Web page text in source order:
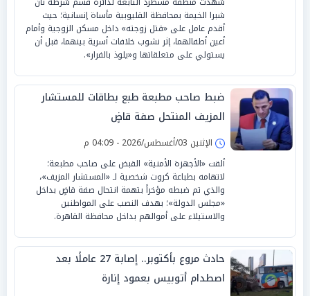
شبرا الخيمة بمحافظة القليوبية مأساة إنسانية؛ حيث
أقدم عامل على «قتل زوجته» داخل مسكن الزوجية وأمام
أعين أطفالهما، إثر نشوب خلافات أسرية بينهما، قبل أن
يستولي على متعلقاتها و«يلوذ بالفرار».
ضبط صاحب مطبعة طبع بطاقات للمستشار
المزيف المنتحل صفة قاضٍ
الإثنين 03/أغسطس/2026 - 04:09 م
ألقت «الأجهزة الأمنية» القبض على صاحب مطبعة؛
لاتهامه بطباعة كروت شخصية لـ «المستشار المزيف»،
والذي تم ضبطه مؤخراً بتهمة انتحال صفة قاضٍ بداخل
«مجلس الدولة»؛ بهدف النصب على المواطنين
والاستيلاء على أموالهم بداخل محافظة القاهرة.
حادث مروع بأكتوبر.. إصابة 27 عاملًا بعد
اصطدام أتوبيس بعمود إنارة